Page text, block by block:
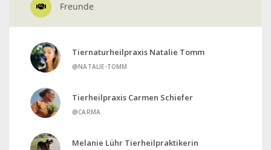
Freunde
Tiernaturheilpraxis Natalie Tomm
@NATALIE-TOMM
Tierheilpraxis Carmen Schiefer
@CARMA
Melanie Lühr Tierheilpraktikerin